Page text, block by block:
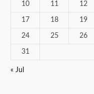
10 11 12
17 18 19
24 25 26
31
« Jul